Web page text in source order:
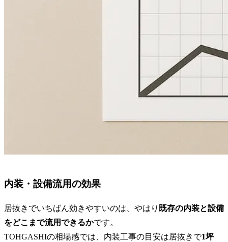
内装・設備流用の効果
居抜きでいちばん効きやすいのは、やはり 既存の内装と設備
をどこまで流用できるかです。
TOHGASHIの相場感では、内装工事の目安は居抜きで1坪